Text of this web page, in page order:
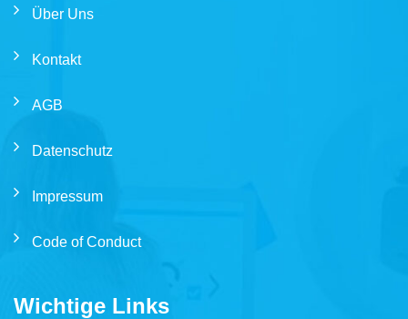
Über Uns
Kontakt
AGB
Datenschutz
Impressum
Code of Conduct
Wichtige Links